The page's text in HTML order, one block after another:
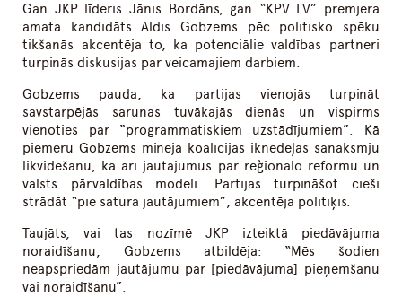
Gan JKP līderis Jānis Bordāns, gan “KPV LV” premjera
amata kandidāts Aldis Gobzems pēc politisko spēku
tikšanās akcentēja to, ka potenciālie valdības partneri
turpinās diskusijas par veicamajiem darbiem.
Gobzems pauda, ka partijas vienojās turpināt
savstarpējās sarunas tuvākajās dienās un vispirms
vienoties par “programmatiskiem uzstādījumiem”. Kā
piemēru Gobzems minēja koalīcijas iknedēļas sanāksmju
likvidēšanu, kā arī jautājumus par reģionālo reformu un
valsts pārvaldības modeli. Partijas turpināšot cieši
strādāt “pie satura jautājumiem”, akcentēja politiķis.
Taujāts, vai tas nozīmē JKP izteiktā piedāvājuma
noraidīšanu, Gobzems atbildēja: “Mēs šodien
neapspriedām jautājumu par [piedāvājuma] pieņemšanu
vai noraidīšanu”.